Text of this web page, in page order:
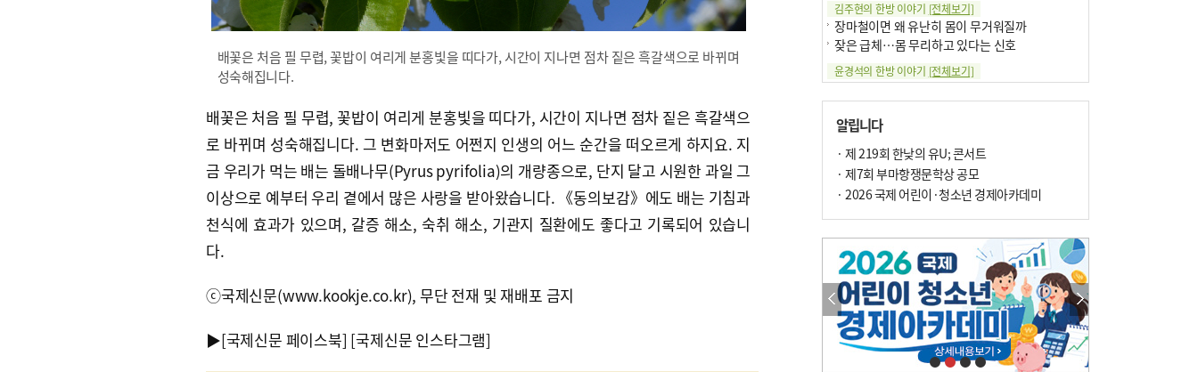
배꽃은 처음 필 무렵, 꽃밥이 여리게 분홍빛을 띠다가, 시간이 지나면 점차 짙은 흑갈색으로 바뀌며
성숙해집니다.
배꽃은 처음 필 무렵, 꽃밥이 여리게 분홍빛을 띠다가, 시간이 지나면 점차 짙은 흑갈색으
로 바뀌며 성숙해집니다. 그 변화마저도 어쩐지 인생의 어느 순간을 떠오르게 하지요. 지
금 우리가 먹는 배는 돌배나무(Pyrus pyrifolia)의 개량종으로, 단지 달고 시원한 과일 그
이상으로 예부터 우리 곁에서 많은 사랑을 받아왔습니다. 《동의보감》에도 배는 기침과
천식에 효과가 있으며, 갈증 해소, 숙취 해소, 기관지 질환에도 좋다고 기록되어 있습니
다.
ⓒ국제신문(www.kookje.co.kr), 무단 전재 및 재배포 금지
▶[국제신문 페이스북] [국제신문 인스타그램]
김주현의 한방 이야기 [전체보기]
장마철이면 왜 유난히 몸이 무거워질까
잦은 급체…몸 무리하고 있다는 신호
윤경석의 한방 이야기 [전체보기]
땀 멈추려 하지 말고 원인부터 찾아야
손 떨림, 늙음 증거일까 질병 신호일까
윤화정의 한방 이야기
냉기 직접 닿으면 ‘구안와사’ 위험
의료 다이제스트[전체보기]
환자경험평가 지역 1위·전국 2위 外
이유림의 한방 이야기[전체보기]
한방치료, 통증 관리의 새 해법
정영자 시민기자의 웰니스 [전체보기]
습한 여름…몸 깨우는 ‘순환 처방전’
자연·쉼에서 찾는 ‘웰니스 처방전’
조성우의 한방 이야기[전체보기]
봄의 설렘보다 먼저 내 몸의 달램
알립니다
· 제 219회 한낮의 유U; 콘서트
· 제7회 부마항쟁문학상 공모
· 2026 국제 어린이·청소년 경제아카데미